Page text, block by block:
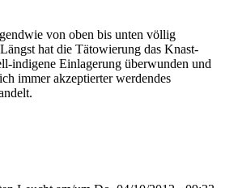
von oben bis unten völlig
hat die Tätowierung das Knast-
indigene Einlagerung überwunden und
immer akzeptierter werdendes